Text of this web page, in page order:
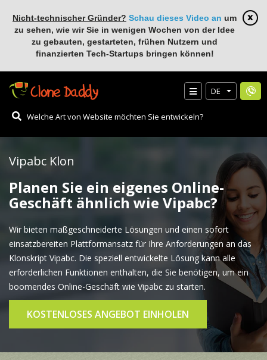
Nicht-technischer Gründer? Schau dieses Video an um
zu sehen, wie wir Sie in wenigen Wochen von der Idee
zu gebauten, gestarteten, frühen Nutzern und
finanzierten Tech-Startups bringen können!
DE
Vipabc Klon
Planen Sie ein eigenes Online-
Geschäft ähnlich wie Vipabc?
Wir bieten maßgeschneiderte Lösungen und einen sofort
einsatzbereiten Plattformansatz für Ihre Anforderungen an das
Klonskript Vipabc. Die speziell entwickelte Lösung kann alle
erforderlichen Funktionen enthalten, die Sie benötigen, um ein
boomendes Online-Geschäft wie Vipabc zu starten.
KOSTENLOSES ANGEBOT EINHOLEN